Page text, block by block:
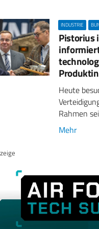
INDUSTRIE
Pistorius
Heute
Rahmen
Mehr